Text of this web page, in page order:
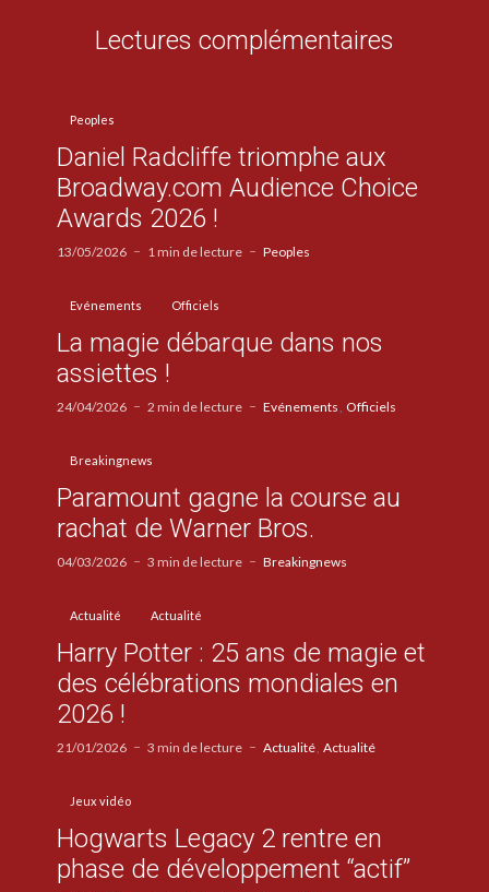
Lectures complémentaires
Peoples
Daniel Radcliffe triomphe aux
Broadway.com Audience Choice
Awards 2026 !
13/05/2026 1 min de lecture Peoples
Evénements Officiels
La magie débarque dans nos
assiettes !
24/04/2026 2 min de lecture Evénements Officiels
Breakingnews
Paramount gagne la course au
rachat de Warner Bros.
04/03/2026 3 min de lecture Breakingnews
Actualité Actualité
Harry Potter : 25 ans de magie et
des célébrations mondiales en
2026 !
21/01/2026 3 min de lecture Actualité Actualité
Jeux vidéo
Hogwarts Legacy 2 rentre en
phase de développement “actif”